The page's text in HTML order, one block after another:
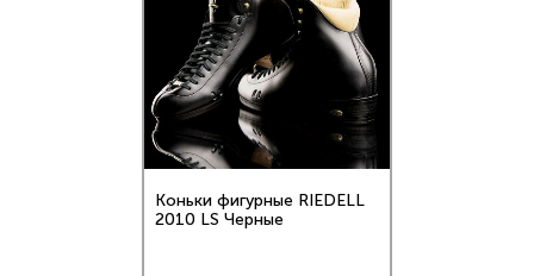
Коньки фигурные RIEDELL
2010 LS Черные